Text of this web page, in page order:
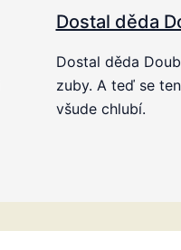
Dostal děda
Dostal děda
zuby. A teď se
všude chlubí.